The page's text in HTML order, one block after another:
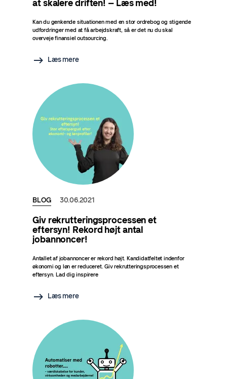
at skalere driften! – Læs med!
Kan du genkende situationen med en stor ordrebog og stigende
udfordringer med at få arbejdskraft, så er det nu du skal
overveje finansiel outsourcing.
Læs mere
BLOG 30.06.2021
Giv rekrutteringsprocessen et
eftersyn! Rekord højt antal
jobannoncer!
Antallet af jobannoncer er rekord højt. Kandidatfeltet indenfor
økonomi og løn er reduceret. Giv rekrutteringsprocessen et
eftersyn. Lad dig inspirere
Læs mere